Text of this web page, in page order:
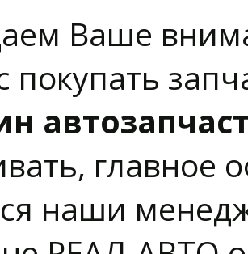
Ваше
покупать
главное
наши